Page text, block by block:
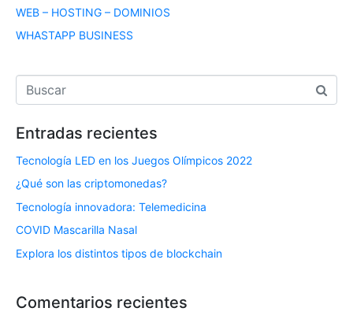
WEB – HOSTING – DOMINIOS
WHASTAPP BUSINESS
Entradas recientes
Tecnología LED en los Juegos Olímpicos 2022
¿Qué son las criptomonedas?
Tecnología innovadora: Telemedicina
COVID Mascarilla Nasal
Explora los distintos tipos de blockchain
Comentarios recientes